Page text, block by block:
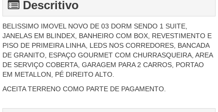
Descritivo
BELISSIMO IMOVEL NOVO DE 03 DORM SENDO 1 SUITE,
JANELAS EM BLINDEX, BANHEIRO COM BOX, REVESTIMENTO E
PISO DE PRIMEIRA LINHA, LEDS NOS CORREDORES, BANCADA
DE GRANITO, ESPAÇO GOURMET COM CHURRASQUEIRA, AREA
DE SERVIÇO COBERTA, GARAGEM PARA 2 CARROS, PORTAO
EM METALLON, PÉ DIREITO ALTO.
ACEITA TERRENO COMO PARTE DE PAGAMENTO.